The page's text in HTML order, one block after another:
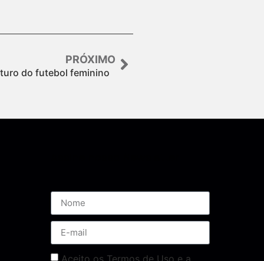
PRÓXIMO
do futebol feminino
Aceito os Termos de Uso e a